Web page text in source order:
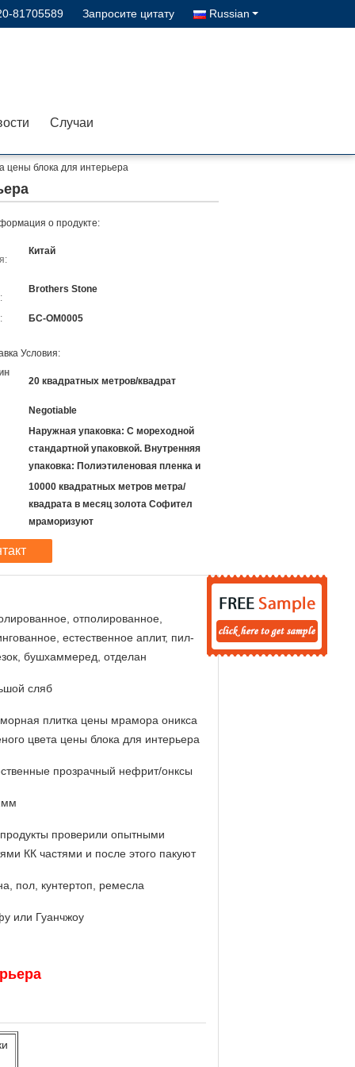
81705589 Запросите цитату Russian
Случаи
цены блока для интерьера
о продукте:
Китай
Brothers Stone
БС-ОМ0005
Условия:
20 квадратных метров/квадрат
Negotiable
Наружная упаковка: С мореходной
стандартной упаковкой. Внутренняя
упаковка: Полиэтиленовая пленка и
10000 квадратных метров метра/
квадрата в месяц золота Софител
мраморизуют
отполированное,
естественное аплит, пил-
бушхаммеред, отделан
сляб
плитка цены мрамора оникса
цвета цены блока для интерьера
прозрачный нефрит/онксы
проверили опытными
КК частями и после этого пакуют
пол, кунтертоп, ремесла
или Гуанчжоу